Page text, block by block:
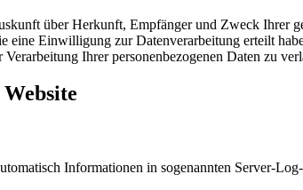
über Herkunft, Empfänger und Zweck Ihrer
eine Einwilligung zur Datenverarbeitung erteilt
Ihrer personenbezogenen Daten zu
Informationen in sogenannten Server-